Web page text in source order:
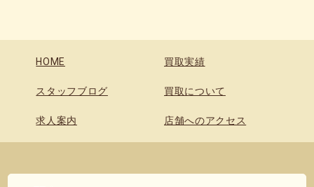
HOME 買取実績
スタッフブログ 買取について
求人案内 店舗へのアクセス